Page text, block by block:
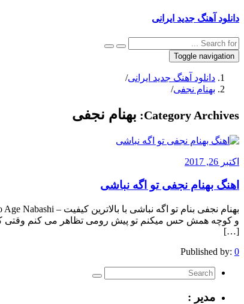
دانلود آهنگ جدید ایرانی
Toggle navigation
دانلود آهنگ جدید ایرانی/
بهنام نجفی/
Category Archives: بهنام نجفی
اکتبر 26, 2017
اهنگ بهنام نجفی تو اگه نباشی
و کوچه همش حس میکنم تو پیش رومی تظاهر می کنم وقتی که
[…]
Published by: 0
مدیر :